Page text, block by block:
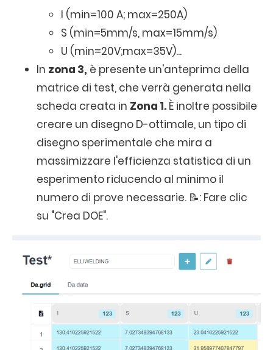
I (min=100 A; max=250A)
S (min=5mm/s, max=15mm/s)
U (min=20V;max=35V)...
In zona 3, è presente un'anteprima della
matrice di test, che verrà generata nella
scheda creata in Zona 1. È inoltre possibile
creare un disegno D-ottimale, un tipo di
disegno sperimentale che mira a
massimizzare l'efficienza statistica di un
esperimento riducendo al minimo il
numero di prove necessarie. 📝: Fare clic
su "Crea DOE".